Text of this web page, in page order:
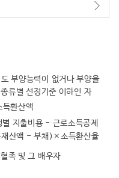
부양능력이 없거나 부양을
류별 선정기준 이하인 자
득환산액
지출비용 - 근로소득공제
산액 - 부채)×소득환산율
족 및 그 배우자